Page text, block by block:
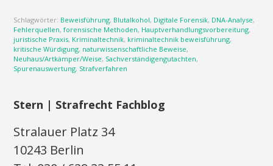
Schlagwörter: Beweisführung, Blutalkohol, Digitale Forensik, DNA-Analyse,
Fehlerquellen,forensische Methoden, Hauptverhandlungsvorbereitung,
juristische Praxis, Kriminaltechnik, kriminaltechnik beweisführung,
kritische Würdigung, naturwissenschaftliche Beweise,
Neuhaus/Artkämper/Weise, Sachverständigengutachten,
Spurenauswertung, Strafverfahren
Stern | Strafrecht Fachblog
Stralauer Platz 34
10243 Berlin